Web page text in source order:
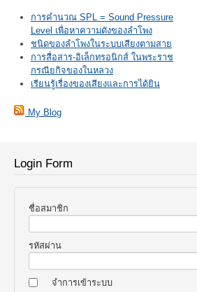
การคำนวณ SPL = Sound Pressure
Level เพื่อหาความดังของลำโพง
ชนิดของลำโพงในระบบเสียงตามสาย
การสื่อสาร-อิเล็กทรอนิกส์ ในพระราช
กรณียกิจของในหลวง
เรียนรู้เรื่องของเสียงและการได้ยิน
My Blog
Login Form
ชื่อสมาชิก
รหัสผ่าน
จำการเข้าระบบ